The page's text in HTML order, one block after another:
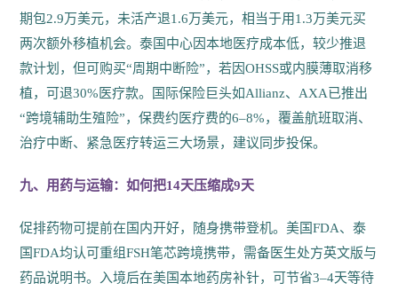
期包2.9万美元，未活产退1.6万美元，相当于用1.3万美元买
两次额外移植机会。泰国中心因本地医疗成本低，较少推退
款计划，但可购买“周期中断险”，若因OHSS或内膜薄取消移
植，可退30%医疗款。国际保险巨头如Allianz、AXA已推出
“跨境辅助生殖险”，保费约医疗费的6–8%，覆盖航班取消、
治疗中断、紧急医疗转运三大场景，建议同步投保。
九、用药与运输：如何把14天压缩成9天
促排药物可提前在国内开好，随身携带登机。美国FDA、泰
国FDA均认可重组FSH笔芯跨境携带，需备医生处方英文版与
药品说明书。入境后在美国本地药房补针，可节省3–4天等待